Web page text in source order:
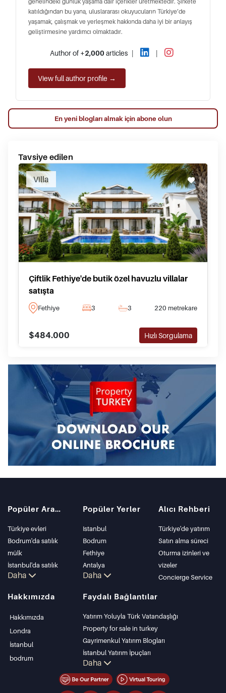
katıldığından bu yana, uluslararası okuyucuların Türkiye’de
yaşamak, çalışmak ve yerleşmek hakkında daha iyi bir anlayış
geliştirmesine yardımcı olmaktadır.
Author of +2,000 articles | |
View full author profile →
En yeni blogları almak için abone olun
Tavsiye edilen
Villa
Çiftlik Fethiye'de butik özel havuzlu villalar
satışta
Fethiye 3 3 220 metrekare
$484.000 Hızlı Sorgulama
Popüler Aramalar
Türkiye evleri
Bodrum'da satılık
mülk
İstanbul'da satılık
daire
Bodrum Villası
Antalya'da satılık
Daha
Popüler Yerler
Istanbul
Bodrum
Fethiye
Antalya
Kalkan
Kas
Bursa
Gocek
Side
Kemer
Dalyan
Izmir
Belek
Daha
Alıcı Rehberi
Türkiye'de yatırım
Satın alma süreci
Oturma izinleri ve
vizeler
Concierge Service
Hakkımızda
Hakkımızda
Londra
İstanbul
bodrum
Faydalı Bağlantılar
Yatırım Yoluyla Türk Vatandaşlığı
Property for sale in turkey
Gayrimenkul Yatırım Blogları
İstanbul Yatırım İpuçları
PropertyTurkey TV
İstanbul Yatırım Gayrimenkulleri
Mülkünüzü Satmak
Daha